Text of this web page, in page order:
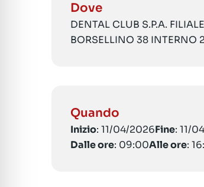
Dove
DENTAL CLUB S.P.A.
BORSELLINO 38 INTERNO
Quando
Inizio: 11/04/2026Fine: 11/
Dalle ore: 09:00Alle ore: